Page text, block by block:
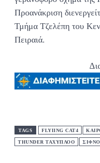
Προανάκριση
Τμήμα Τζελέπη του
Πειραιά.
TAGS FLYIING CAT4
THUNDER ΤΑΧΥΠΛΟΟ